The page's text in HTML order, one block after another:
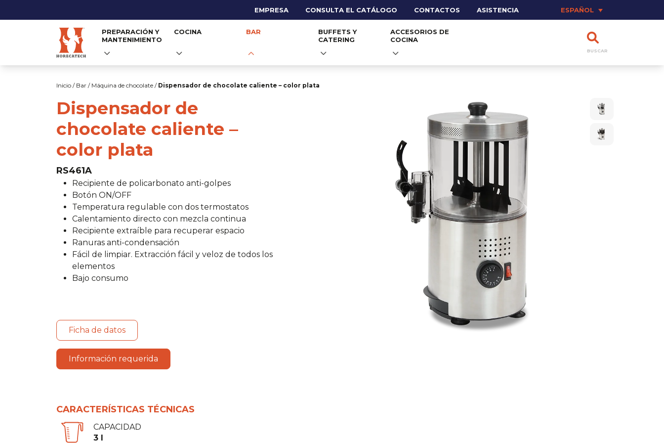
EMPRESA CONSULTA EL CATÁLOGO CONTACTOS ASISTENCIA ESPAÑOL
PREPARACIÓN Y
MANTENIMIENTO
COCINA BAR
BUFFETS Y
CATERING
ACCESORIOS DE
COCINA
BUSCAR
Inicio / Bar / Máquina de chocolate / Dispensador de chocolate caliente – color plata
Dispensador de
chocolate caliente –
color plata
RS461A
Recipiente de policarbonato anti-golpes
Botón ON/OFF
Temperatura regulable con dos termostatos
Calentamiento directo con mezcla continua
Recipiente extraíble para recuperar espacio
Ranuras anti-condensación
Fácil de limpiar. Extracción fácil y veloz de todos los
elementos
Bajo consumo
Ficha de datos
Información requerida
CARACTERÍSTICAS TÉCNICAS
CAPACIDAD
3 l